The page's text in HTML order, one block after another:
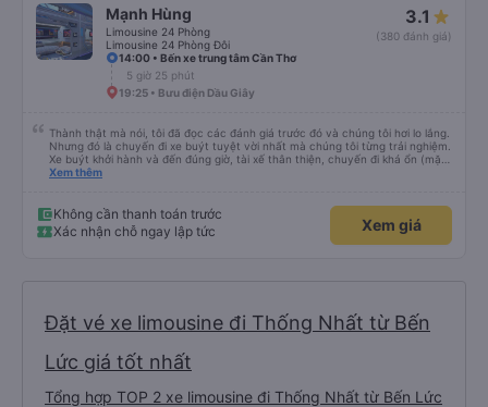
Mạnh Hùng
Limousine 24 Phòng
Limousine 24 Phòng Đôi
3.1
(380 đánh giá)
14:00 • Bến xe trung tâm Cần Thơ
5 giờ 25 phút
19:25 • Bưu điện Dầu Giây
Thành thật mà nói, tôi đã đọc các đánh giá trước đó và chúng tôi hơi lo lắng.
Nhưng đó là chuyến đi xe buýt tuyệt vời nhất mà chúng tôi từng trải nghiệm.
Xe buýt khởi hành và đến đúng giờ, tài xế thân thiện, chuyến đi khá ổn (mặc
dù vẫn hơi xóc, nhưng đó là đặc trưng của Việt Nam ^^), và chỗ ngồi thoải
Xem thêm
Không cần thanh toán trước
Xác nhận chỗ ngay lập tức
Xem giá
Đặt vé xe limousine đi Thống Nhất từ Bến
Lức giá tốt nhất
Tổng hợp TOP 2 xe limousine đi Thống Nhất từ Bến Lức